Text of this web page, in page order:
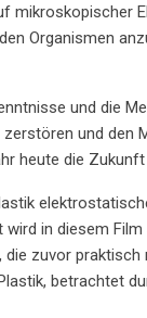
mikroskopischer
Organismen
und die
und den
heute die
wird in diesem
zuvor
betrachtet